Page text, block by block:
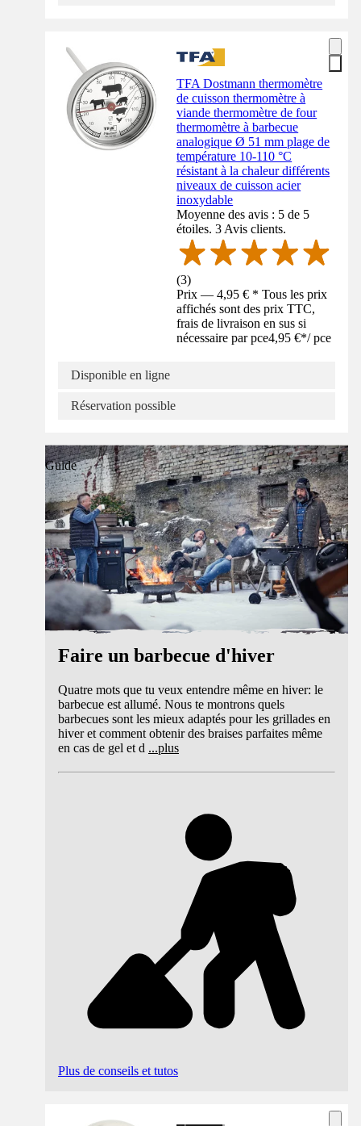
TFA Dostmann thermomètre
de cuisson thermomètre à
viande thermomètre de four
thermomètre à barbecue
analogique Ø 51 mm plage de
température 10-110 °C
résistant à la chaleur différents
niveaux de cuisson acier
inoxydable
Moyenne des avis : 5 de 5
étoiles. 3 Avis clients.
(3)
Prix — 4,95 € * Tous les prix
affichés sont des prix TTC,
frais de livraison en sus si
nécessaire par pce4,95 €*/ pce
Disponible en ligne
Réservation possible
Guide
Faire un barbecue d'hiver
Quatre mots que tu veux entendre même en hiver: le
barbecue est allumé. Nous te montrons quels
barbecues sont les mieux adaptés pour les grillades en
hiver et comment obtenir des braises parfaites même
en cas de gel et d ...plus
Plus de conseils et tutos